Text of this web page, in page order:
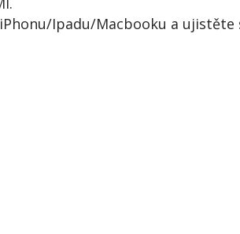
iPhonu/Ipadu/Macbooku a